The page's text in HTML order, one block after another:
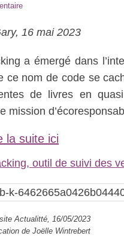
16 mai 2023
a émergé dans
ce nom de code se
de livres en
mission
la suite ici
outil de suivi des
Actualitté, 16/05/2023
de Joëlle Wintrebert